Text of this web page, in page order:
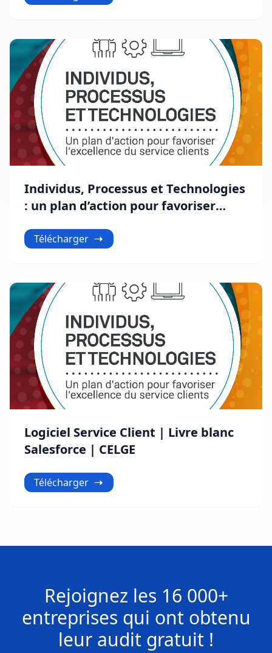
Individus, Processus et Technologies
: un plan d’action pour favoriser
Télécharger
Logiciel Service Client | Livre blanc
Salesforce | CELGE
Télécharger
Rejoignez les 16 000+
entreprises qui ont obtenu
leur audit gratuit !